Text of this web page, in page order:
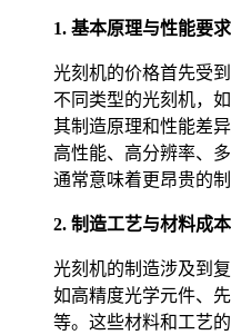
1. 基本原理与性能要求
光刻机的价格首先受
不同类型的光刻机，
其制造原理和性能差
高性能、高分辨率、
通常意味着更昂贵的制
2. 制造工艺与材料成本
光刻机的制造涉及到
如高精度光学元件、
等。这些材料和工艺